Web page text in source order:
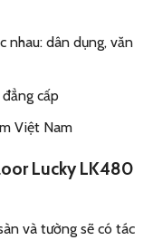
nhau: dân dụng, văn
cấp
Việt Nam
Lucky LK480
và tường sẽ có tác